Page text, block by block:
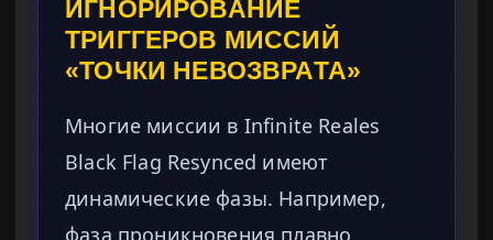
ИГНОРИРОВАНИЕ
ТРИГГЕРОВ МИССИЙ
«ТОЧКИ НЕВОЗВРАТА»
Многие миссии в Infinite Reales
Black Flag Resynced имеют
динамические фазы. Например,